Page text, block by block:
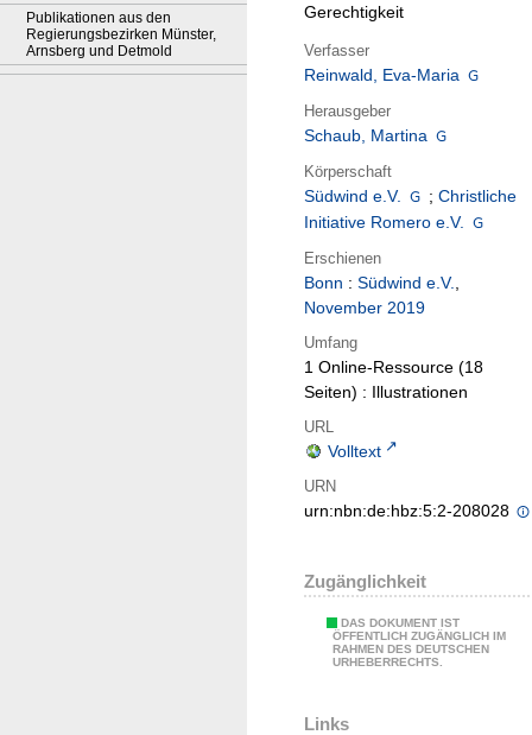
Publikationen aus den
Regierungsbezirken Münster,
Arnsberg und Detmold
Gerechtigkeit
Verfasser
Reinwald, Eva-Maria
Herausgeber
Schaub, Martina
Körperschaft
Südwind e.V. ;Christliche
Initiative Romero e.V.
Erschienen
Bonn : Südwind e.V.,
November 2019
Umfang
1 Online-Ressource (18
Seiten) : Illustrationen
URL
Volltext
URN
urn:nbn:de:hbz:5:2-208028
Zugänglichkeit
DAS DOKUMENT IST
ÖFFENTLICH ZUGÄNGLICH IM
RAHMEN DES DEUTSCHEN
URHEBERRECHTS.
Links